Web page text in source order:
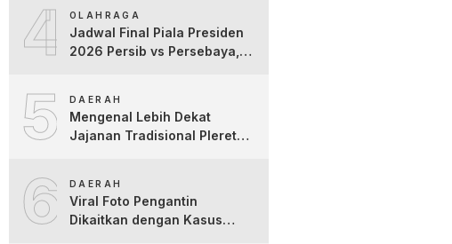
4 OLAHRAGA
Jadwal Final Piala Presiden
2026 Persib vs Persebaya,
5 DAERAH
Mengenal Lebih Dekat
Jajanan Tradisional Pleret
6 DAERAH
Viral Foto Pengantin
Dikaitkan dengan Kasus